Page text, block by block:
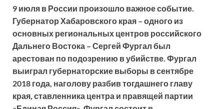
9 июля в России произошло важное событие.
Губернатор Хабаровского края – одного из
основных региональных центров российского
Дальнего Востока – Сергей Фургал был
арестован по подозрению в убийстве. Фургал
выиграл губернаторские выборы в сентябре
2018 года, наголову разбив тогдашнего главу
края, ставленника центра и правящей партии